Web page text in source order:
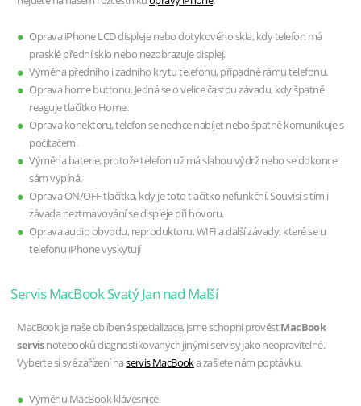
Oprava iPhone LCD displeje nebo dotykového skla, kdy telefon má
prasklé přední sklo nebo nezobrazuje displej.
Výměna předního i zadního krytu telefonu, případně rámu telefonu.
Oprava home buttonu. Jedná se o velice častou závadu, kdy špatně
reaguje tlačítko Home.
Oprava konektoru, telefon se nechce nabíjet nebo špatně komunikuje s
počítačem.
Výměna baterie, protože telefon už má slabou výdrž nebo se dokonce
sám vypíná.
Oprava ON/OFF tlačítka, kdy je toto tlačítko nefunkční. Souvisí s tím i
závada neztmavování se displeje při hovoru.
Oprava audio obvodu, reproduktoru, WIFI a další závady, které se u
telefonu iPhone vyskytují
Servis MacBook Svatý Jan nad Malší
MacBook je naše oblíbená specializace, jsme schopni provéstMacBook
servisnotebooků diagnostikovaných jinými servisy jako neopravitelné.
Vyberte si své zařízení naservis MacBooka zašlete nám poptávku.
Výměnu MacBook klávesnice